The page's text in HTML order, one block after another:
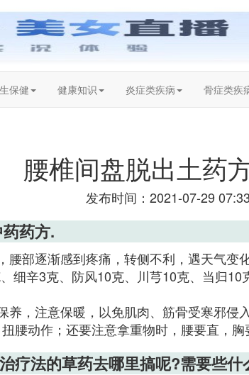
保健 健康知识 炎症类疾病 骨症类疾
腰椎间盘脱出土药
发布时间：2021-07-29
药方.
腰部逐渐感到疼痛，转侧不利，遇天气
细辛3克、防风10克、川芎10克、当归10
养，注意保暖，以免肌肉、筋骨受寒邪
腰动作；还要注意拿重物时，腰要直，
疗法的草药去哪里搞呢?需要些